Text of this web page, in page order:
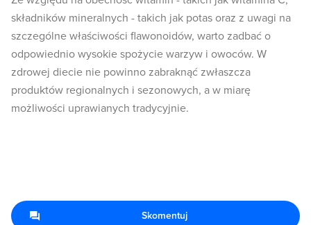
składników mineralnych - takich jak potas oraz z uwagi na
szczególne właściwości flawonoidów, warto zadbać o
odpowiednio wysokie spożycie warzyw i owoców. W
zdrowej diecie nie powinno zabraknąć zwłaszcza
produktów regionalnych i sezonowych, a w miarę
możliwości uprawianych tradycyjnie.
Skomentuj